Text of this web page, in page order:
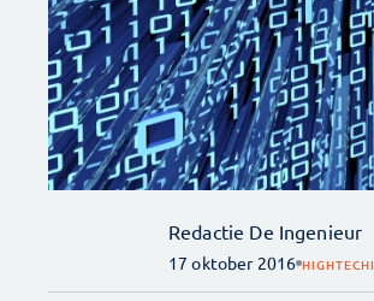
Redactie De Ingenieur
17 oktober 2016 HIGHTECH